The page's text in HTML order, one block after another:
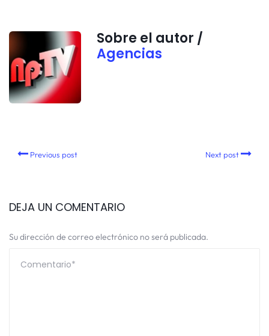
Sobre el autor /
Agencias
Previous post Next post
DEJA UN COMENTARIO
Su dirección de correo electrónico no será publicada.